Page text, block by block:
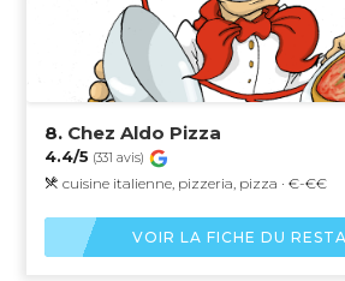
8. Chez Aldo Pizza
4.4/5 (331 avis)
cuisine italienne, pizzeria, pizza · €-€€
VOIR LA FICHE DU